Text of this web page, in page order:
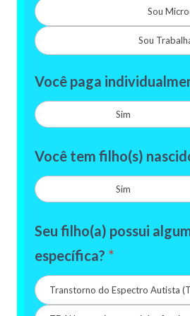
Sou
Sou
Você paga
Sim
Você tem filho(s)
Sim
Seu filho(a) possui
específica? *
Transtorno do Espectro Autista